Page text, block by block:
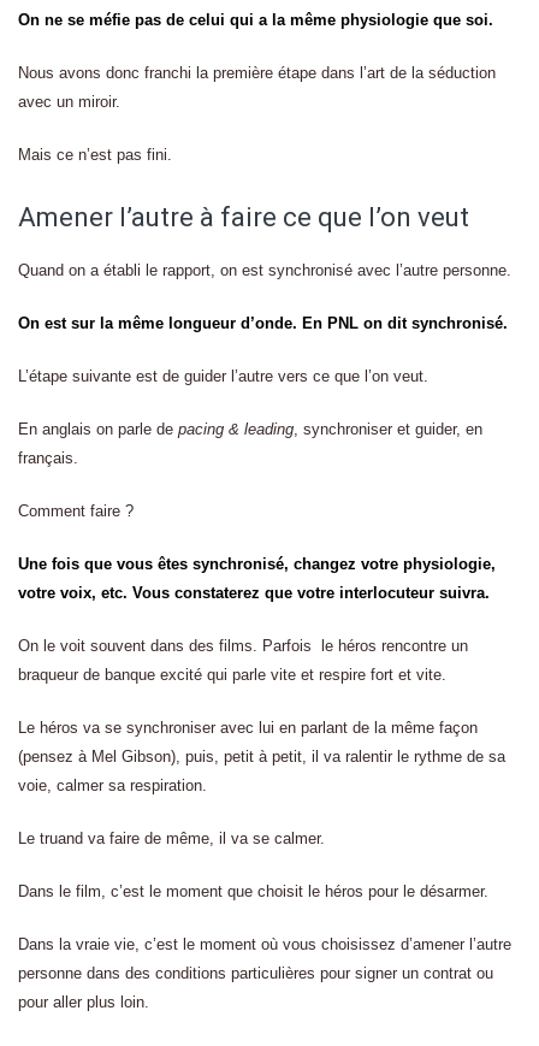
On ne se méfie pas de celui qui a la même physiologie que soi.
Nous avons donc franchi la première étape dans l’art de la séduction
avec un miroir.
Mais ce n’est pas fini.
Amener l’autre à faire ce que l’on veut
Quand on a établi le rapport, on est synchronisé avec l’autre personne.
On est sur la même longueur d’onde. En PNL on dit synchronisé.
L’étape suivante est de guider l’autre vers ce que l’on veut.
En anglais on parle de pacing & leading, synchroniser et guider, en
français.
Comment faire ?
Une fois que vous êtes synchronisé, changez votre physiologie,
votre voix, etc. Vous constaterez que votre interlocuteur suivra.
On le voit souvent dans des films. Parfois le héros rencontre un
braqueur de banque excité qui parle vite et respire fort et vite.
Le héros va se synchroniser avec lui en parlant de la même façon
(pensez à Mel Gibson), puis, petit à petit, il va ralentir le rythme de sa
voie, calmer sa respiration.
Le truand va faire de même, il va se calmer.
Dans le film, c’est le moment que choisit le héros pour le désarmer.
Dans la vraie vie, c’est le moment où vous choisissez d’amener l’autre
personne dans des conditions particulières pour signer un contrat ou
pour aller plus loin.